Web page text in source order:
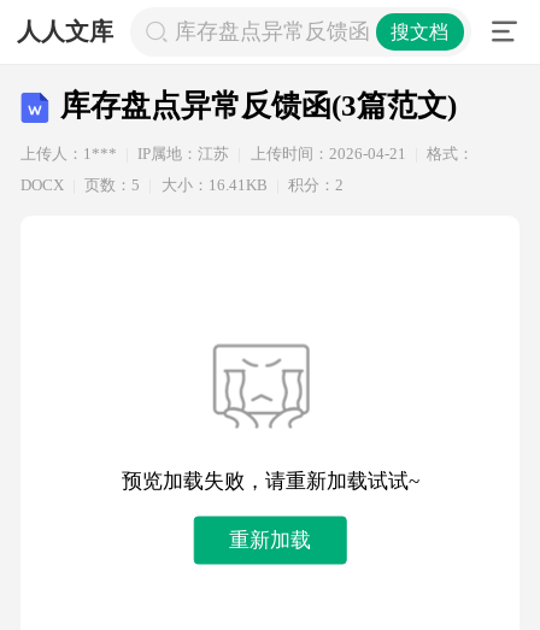
人人文库 库存盘点异常反馈函(3篇范文)
搜文档
库存盘点异常反馈函(3篇范文)
上传人：1*** IP属地：江苏 上传时间：2026-04-21
格式：
DOCX
页数：5 大小：16.41KB 积分：2
预览加载失败，请重新加载试试~
重新加载